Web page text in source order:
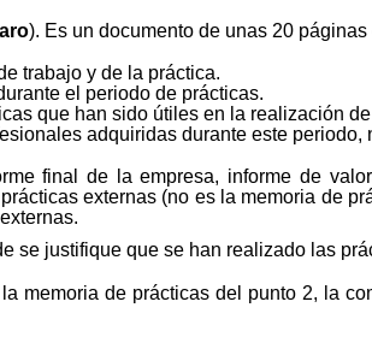
). Es un documento de unas 20
trabajo y de la práctica.
el periodo de prácticas.
que han sido útiles en la realización
adquiridas durante este periodo,
final de la empresa, informe de
externas (no es la memoria de
se justifique que se han realizado las
memoria de prácticas del punto 2, la